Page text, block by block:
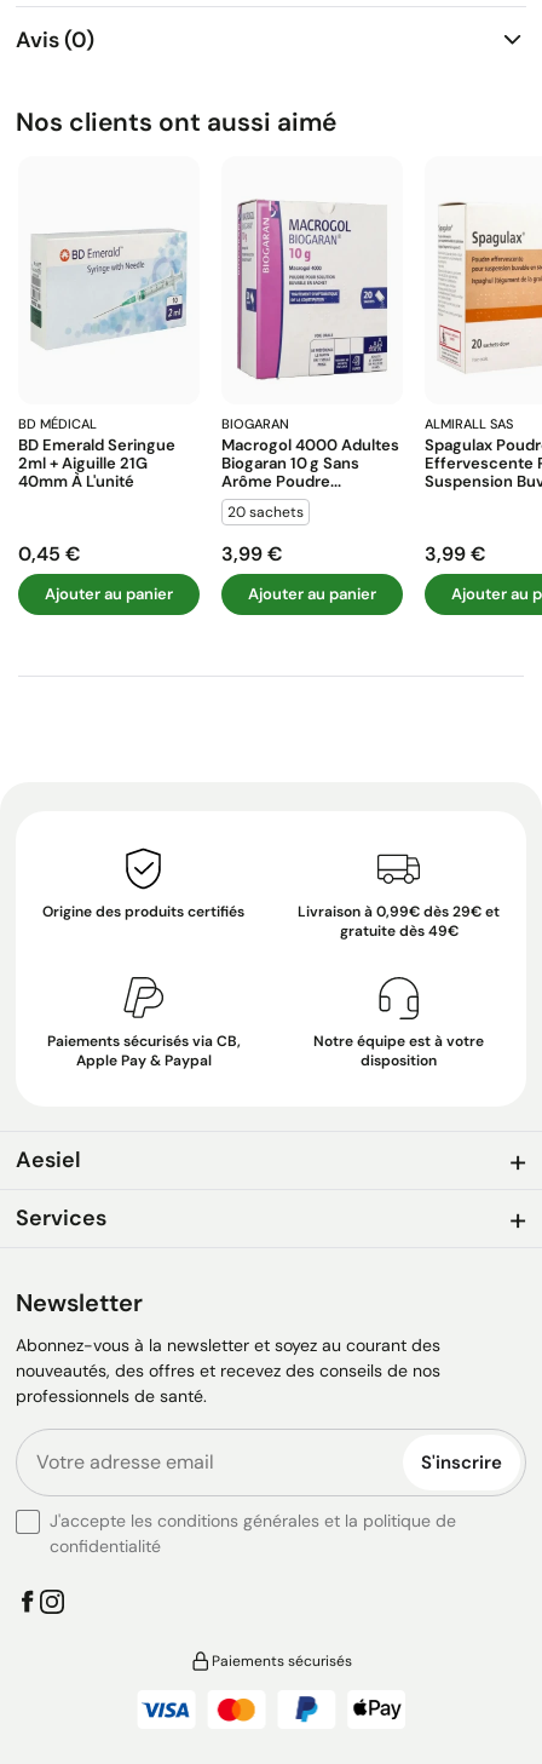
Avis (0)
Nos clients ont aussi aimé
BD MÉDICAL
BD Emerald Seringue
2ml + Aiguille 21G
40mm À L'unité
Prix
0,45 €
Ajouter au panier
BIOGARAN
Macrogol 4000 Adultes
Biogaran 10 G Sans
Arôme Poudre...
20 sachets
Prix
3,99 €
Ajouter au panier
ALMIRALL SAS
Spagulax
Effervescente
Suspension
Prix
3,99 €
Ajouter au
Origine des produits certifiés
Livraison à 0,99€ dès 29€ et
gratuite dès 49€
Paiements sécurisés via CB,
Apple Pay & Paypal
Notre équipe est à votre
disposition
Aesiel
Services
Newsletter
Abonnez-vous à la newsletter et soyez au courant des
nouveautés, des offres et recevez des conseils de nos
professionnels de santé.
S'inscrire
J'accepte les conditions générales et la politique de
confidentialité
Paiements sécurisés